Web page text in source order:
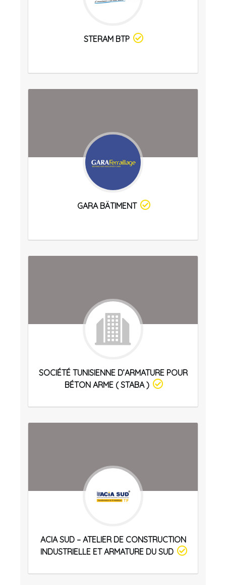
STERAM BTP
GARA BÄTIMENT
SOCIÉTÉ TUNISIENNE D’ARMATURE POUR
BÉTON ARME ( STABA )
ACIA SUD – ATELIER DE CONSTRUCTION
INDUSTRIELLE ET ARMATURE DU SUD